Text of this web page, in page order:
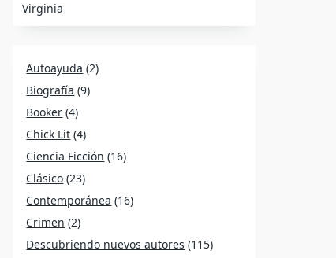
Virginia
Autoayuda (2)
Biografía (9)
Booker (4)
Chick Lit (4)
Ciencia Ficción (16)
Clásico (23)
Contemporánea (16)
Crimen (2)
Descubriendo nuevos autores (115)